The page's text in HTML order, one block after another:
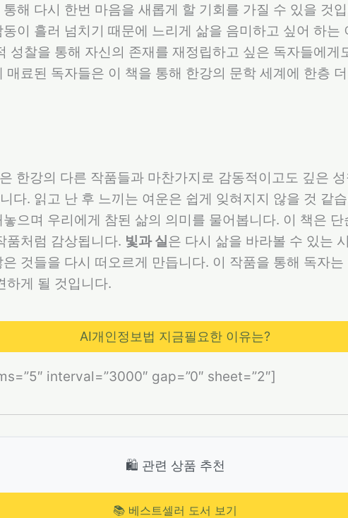
해 다시 한번 마음을 새롭게 할 기회를 가질 수 있을 것
이 흘러 넘치기 때문에 느리게 삶을 음미하고 싶어 하는
성찰을 통해 자신의 존재를 재정립하고 싶은 독자들에게
매료된 독자들은 이 책을 통해 한강의 문학 세계에 한층
은 한강의 다른 작품들과 마찬가지로 감동적이고도 깊은
다. 읽고 난 후 느끼는 여운은 쉽게 잊혀지지 않을 것 같
으며 우리에게 참된 삶의 의미를 물어봅니다. 이 책은
품처럼 감상됩니다. 빛과 실은 다시 삶을 바라볼 수 있는
것들을 다시 떠오르게 만듭니다. 이 작품을 통해 독자
하게 될 것입니다.
AI개인정보법 지금필요한 이유는?
interval=”3000″ gap=”0″ sheet=”2″]
🛍️ 관련 상품 추천
📚 베스트셀러 도서 보기